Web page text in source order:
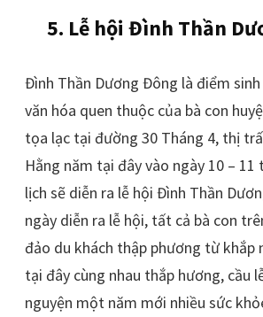
5. Lễ hội Đình Thần
Đình Thần Dương Đông là điểm
văn hóa quen thuộc của bà con
tọa lạc tại đường 30 Tháng 4, thị
Hằng năm tại đây vào ngày 10 –
lịch sẽ diễn ra lễ hội Đình Thần
ngày diễn ra lễ hội, tất cả bà con
đảo du khách thập phương từ khắp
tại đây cùng nhau thắp hương, cầu
nguyện một năm mới nhiều sức